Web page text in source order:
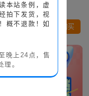
均30+USD【挂机脚本
程】
元
足 购买
本站条例，虚
拍下发货，视
概不退款！如
晚上24点，售
理。